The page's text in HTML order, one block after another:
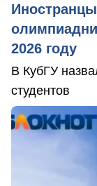
2026 году
В КубГУ
студентов